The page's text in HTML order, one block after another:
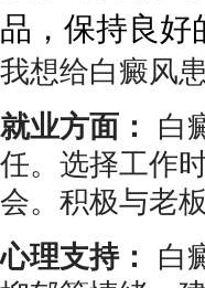
品，保持良好
我想给白癜风
就业方面：
白
任。选择工作
会。积极与老
心理支持：
白